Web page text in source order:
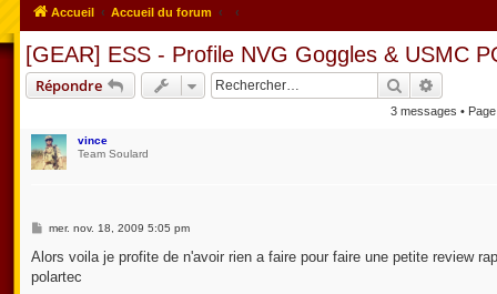
Accueil Accueil du forum
[GEAR] ESS - Profile NVG Goggles & USMC
Répondre Rechercher
3 messages •
vince
Team Soulard
M
s
a
mer. nov. 18, 2009 5:05 pm
Alors voila je profite de n'avoir rien a faire pour faire une petite review
polartec